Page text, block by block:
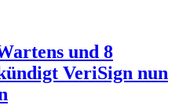
und 8
VeriSign nun